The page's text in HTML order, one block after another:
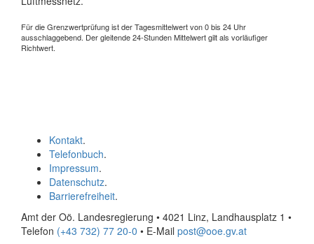
Für die Grenzwertprüfung ist der Tagesmittelwert von 0 bis 24 Uhr
ausschlaggebend. Der gleitende 24-Stunden Mittelwert gilt als vorläufiger
Richtwert.
Kontakt.
Telefonbuch.
Impressum.
Datenschutz.
Barrierefreiheit.
Amt der Oö. Landesregierung • 4021 Linz, Landhausplatz 1 •
Telefon (+43 732) 77 20-0 • E-Mail post@ooe.gv.at